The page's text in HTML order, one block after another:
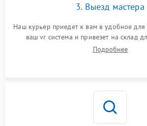
3. Выезд мастера
Наш курьер приедет к вам в удобное для
ваш vr система и привезет на склад
Подробнее